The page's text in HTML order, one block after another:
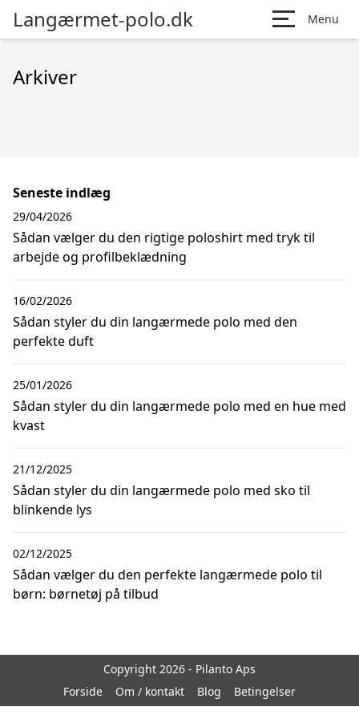
Langærmet-polo.dk Menu
Arkiver
Seneste indlæg
Sådan vælger du den rigtige poloshirt med tryk til
arbejde og profilbeklædning
29/04/2026
Sådan styler du din langærmede polo med den
perfekte duft
16/02/2026
Sådan styler du din langærmede polo med en hue med
kvast
25/01/2026
Sådan styler du din langærmede polo med sko til
blinkende lys
21/12/2025
Sådan vælger du den perfekte langærmede polo til
børn: børnetøj på tilbud
02/12/2025
Copyright 2026 - Pilanto Aps
Forside
Om / kontakt Blog Betingelser
Dette website bruger tracking cookies
med vores cookiepolitik. Detaljer
TILLAD COOKIES TILLAD IKKE COOKIES